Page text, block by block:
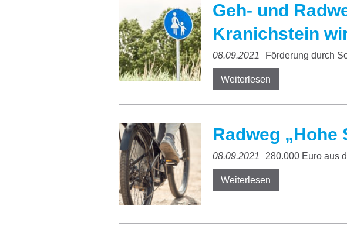
Geh- und
Kranichstein
08.09.2021 Förderung durch
Weiterlesen
Radweg „Hohe
08.09.2021 280.000 Euro aus
Weiterlesen